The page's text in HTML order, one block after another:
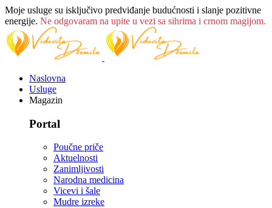
Moje usluge su isključivo predviđanje budućnosti i slanje pozitivne
energije. Ne odgovaram na upite u vezi sa sihrima i crnom magijom.
Naslovna
Usluge
Magazin
Portal
Poučne priče
Aktuelnosti
Zanimljivosti
Narodna medicina
Vicevi i šale
Mudre izreke